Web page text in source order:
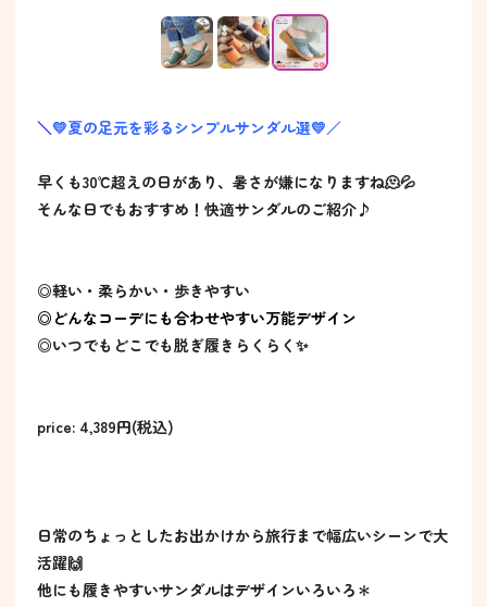
＼💛夏の足元を彩るシンプルサンダル選💛／
早くも30℃超えの日があり、暑さが嫌になりますね🫠💦
そんな日でもおすすめ！快適サンダルのご紹介♪
◎軽い・柔らかい・歩きやすい
◎どんなコーデにも合わせやすい万能デザイン
◎いつでもどこでも脱ぎ履きらくらく✨
price: 4,389円(税込)
日常のちょっとしたお出かけから旅行まで幅広いシーンで大
活躍🙌
他にも履きやすいサンダルはデザインいろいろ＊